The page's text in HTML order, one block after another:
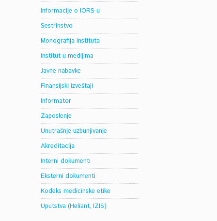
Informacije o IORS-u
Sestrinstvo
Monografija Instituta
Institut u medijima
Javne nabavke
Finansijski izveštaji
Informator
Zaposlenje
Unutrašnje uzbunjivanje
Akreditacija
Interni dokumenti
Eksterni dokumenti
Kodeks medicinske etike
Uputstva (Heliant, IZIS)